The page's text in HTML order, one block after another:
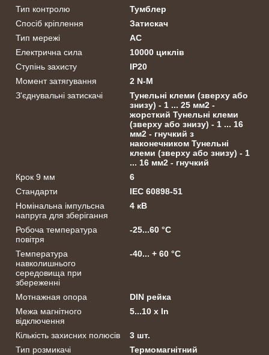
Тип контролю
Тумблер
Спосіб кріплення
Затискач
Тип мережі
АС
Електрична сила
10000 циклів
Ступінь захисту
ІР20
Момент затягування
2 N-M
З'єднувальні затискачі
Тунельні клеми (зверху або
знизу) - 1 ... 25 мм2 -
жорсткий Тунельні клеми
(зверху або знизу) - 1 ... 16
мм2 - гнучкий з
наконечником Тунельні
клеми (зверху або знизу) - 1
... 16 мм2 - гнучкий
Крок 9 мм
6
Стандарти
ІЕС 60898-51
Номінальна імпульсна
напруга для зберігання
4 кВ
Робоча температура
повітря
-25...60 °C
Температура
навколишнього
середовища при
збереженні
-40... + 60 °C
Мотнажная опора
DIN рейка
Межа магнітного
відключення
5...10 х In
Кількість захисних полюсів
3 шт.
Тип розмикачі
Термомагнітний